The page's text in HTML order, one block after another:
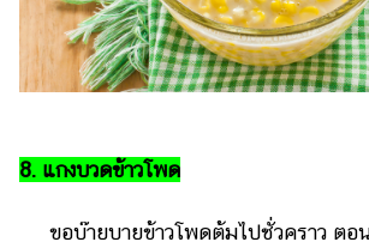
8. แกงบวดข้าวโพด
ขอบ๊ายบายข้าวโพดต้มไปชั่วคราว ตอ